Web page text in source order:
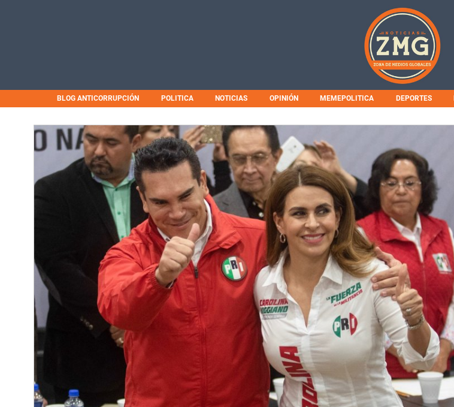
BLOG ANTICORRUPCIÓN POLITICA NOTICIAS OPINIÓN MEMEPOLITICA DEPORTES